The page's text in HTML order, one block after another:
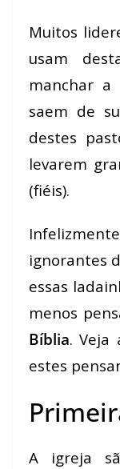
Muitos
usam
manchar a
saem de
destes
levarem
(fiéis).
ignorantes
essas
menos
Bíblia. Veja
estes
A igreja